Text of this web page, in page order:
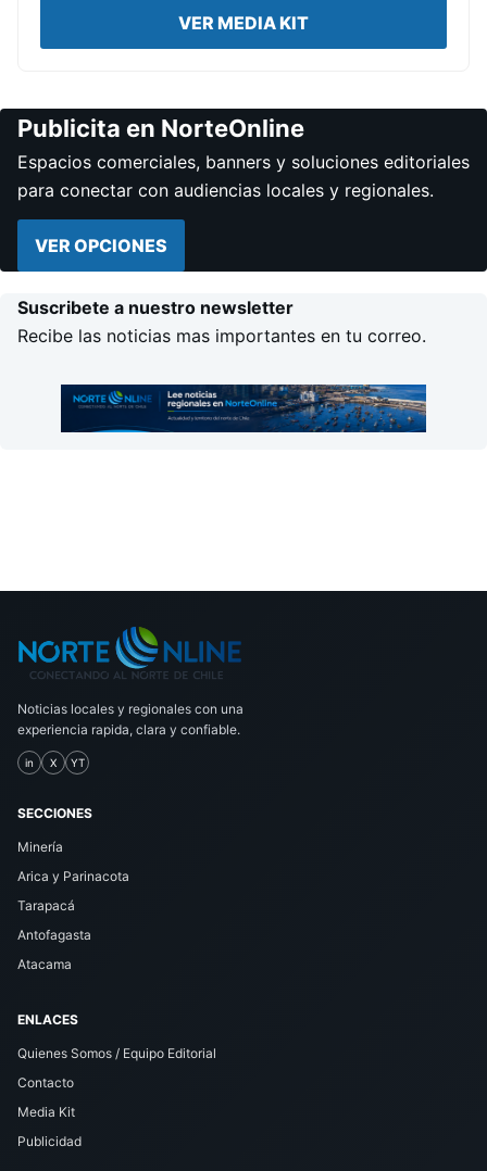
VER MEDIA KIT
Publicita en NorteOnline
Espacios comerciales, banners y soluciones editoriales
para conectar con audiencias locales y regionales.
VER OPCIONES
Suscribete a nuestro newsletter
Recibe las noticias mas importantes en tu correo.
Noticias locales y regionales con una
experiencia rapida, clara y confiable.
in X YT
SECCIONES
Minería
Arica y Parinacota
Tarapacá
Antofagasta
Atacama
ENLACES
Quienes Somos / Equipo Editorial
Contacto
Media Kit
Publicidad